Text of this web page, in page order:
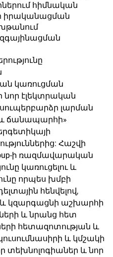
հիմնական
իրականացման
կառուցման
նոր էլեկտրական
լարման
ճանապարհի»
Հաշվի
ի ռազմավարական
կառուցելու և
որպես խմբի
հենվելով,
և կզարգացնի աշխարհի
և նրանց հետ
հետազոտության և
և կմշակի
տեխնոլոգիաներ և նոր